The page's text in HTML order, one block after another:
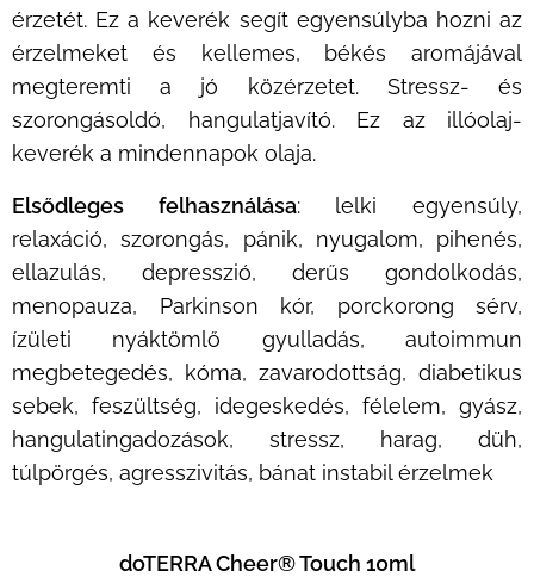
érzetét. Ez a keverék segít egyensúlyba hozni az
érzelmeket és kellemes, békés aromájával
megteremti a jó közérzetet. Stressz- és
szorongásoldó, hangulatjavító. Ez az illóolaj-
keverék a mindennapok olaja.
Elsődleges felhasználása: lelki egyensúly,
relaxáció, szorongás, pánik, nyugalom, pihenés,
ellazulás, depresszió, derűs gondolkodás,
menopauza, Parkinson kór, porckorong sérv,
ízületi nyáktömlő gyulladás, autoimmun
megbetegedés, kóma, zavarodottság, diabetikus
sebek, feszültség, idegeskedés, félelem, gyász,
hangulatingadozások, stressz, harag, düh,
túlpörgés, agresszivitás, bánat instabil érzelmek
doTERRA Cheer® Touch 10ml